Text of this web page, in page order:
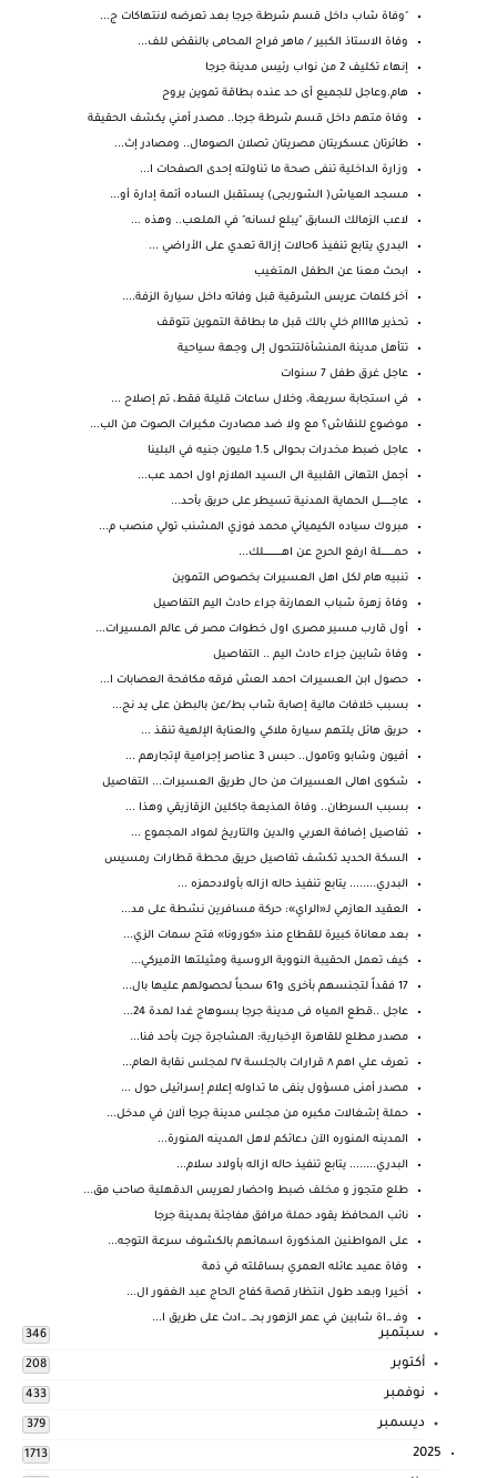
"وفاة شاب داخل قسم شرطة جرجا بعد تعرضه لانتهاكات ج...
وفاة الاستاذ الكبير / ماهر فراج المحامى بالنقض للف...
إنهاء تكليف 2 من نواب رئيس مدينة جرجا
هام.وعاجل للجميع أى حد عنده بطاقة تموين يروح
وفاة متهم داخل قسم شرطة جرجا.. مصدر أمني يكشف الحقيقة
طائرتان عسكريتان مصريتان تصلان الصومال.. ومصادر إث...
وزارة الداخلية تنفى صحة ما تناولته إحدى الصفحات ا...
مسجد العياش( الشوربجى) يستقبل الساده أئمة إدارة أو...
لاعب الزمالك السابق "يبلع لسانه" في الملعب.. وهذه ...
البدري يتابع تنفيذ 6حالات إزالة تعدي على الأراضي ...
ابحث معنا عن الطفل المتغيب
آخر كلمات عريس الشرقية قبل وفاته داخل سيارة الزفة....
تحذير هاااام خلي بالك قبل ما بطاقة التموين تتوقف
تتأهل مدينة المنشأةلتتحول إلى وجهة سياحية
عاجل غرق طفل 7 سنوات
في استجابة سريعة، وخلال ساعات قليلة فقط، تم إصلاح ...
موضوع للنقاش؟ مع ولا ضد مصادرت مكبرات الصوت من الب...
عاجل ضبط مخدرات بحوالى 1.5 مليون جنيه في البلينا
أجمل التهانى القلبية الى السيد الملازم اول احمد عب...
عاجــــــــــل الحماية المدنية تسيطر على حريق بأحد...
مبروك سياده الكيميائي محمد فوزي المشنب تولي منصب م...
حمـــــــــــلة ارفع الحرج عن اهــــــــــــــــلك...
تنبيه هام لكل اهل العسيرات بخصوص التموين
وفاة زهرة شباب العمارنة جراء حادث اليم التفاصيل
أول قارب مسير مصرى اول خطوات مصر فى عالم المسيرات...
وفاة شابين جراء حادث اليم .. التفاصيل
حصول ابن العسيرات احمد العش فرقه مكافحة العصابات ا...
بسبب خلافات مالية إصابة شاب بط/عن بالبطن على يد نج...
حريق هائل يلتهم سيارة ملاكي والعناية الإلهية تنقذ ...
أفيون وشابو وتامول.. حبس 3 عناصر إجرامية لإتجارهم ...
شكوى اهالى العسيرات من حال طريق العسيرات... التفاصيل
بسبب السرطان.. وفاة المذيعة جاكلين الزقازيقي وهذا ...
تفاصيل إضافة العربي والدين والتاريخ لمواد المجموع ...
السكة الحديد تكشف تفاصيل حريق محطة قطارات رمسيس
البدري........ يتابع تنفيذ حاله ازاله بأولادحمزه ...
العقيد العازمي لـ«الراي»: حركة مسافرين نشطة على مد...
بعد معاناة كبيرة للقطاع منذ «كورونا» فتح سمات الزي...
كيف تعمل الحقيبة النووية الروسية ومثيلتها الأميركي...
17 فقداً لتجنسهم بأخرى و61 سحباً لحصولهم عليها بال...
عاجل ..قطع المياه فى مدينة جرجا بسوهاج غدا لمدة 24...
مصدر مطلع للقاهرة الإخبارية: المشاجرة جرت بأحد فنا...
تعرف علي اهم ٨ قرارات بالجلسة ٢٧ لمجلس نقابة العام...
مصدر أمنى مسؤول ينفى ما تداوله إعلام إسرائيلى حول ...
حملة إشغالات مكبره من مجلس مدينة جرجا آلان في مدخل...
المدينه المنوره الآن دعائكم لاهل المدينه المنورة...
البدري........ يتابع تنفيذ حاله ازاله بأولاد سلام...
طلع متجوز و مخلف ضبط واحضار لعريس الدقهلية صاحب مق...
نائب المحافظ يقود حملة مرافق مفاجئة بمدينة جرجا
على المواطنين المذكورة اسمائهم بالكشوف سرعة التوجه...
وفاة عميد عائله العمري بساقلته في ذمة
أخيرا وبعد طول انتظار قصة كفاح الحاج عبد الغفور ال...
وفـ ـ.اة شابين في عمر الزهور بحـ. ـ.ادث على طريق ا...
سبتمبر 346
أكتوبر 208
نوفمبر 433
ديسمبر 379
2025
1713